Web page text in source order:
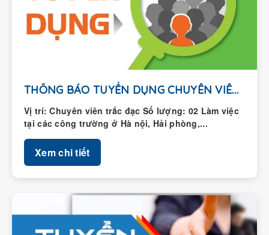
THÔNG BÁO TUYỂN DỤNG CHUYÊN VIÊN TRẮC ĐẠC
Vị trí: Chuyên viên trắc đạc Số lượng: 02 Làm việc
tại các công trường ở Hà nội, Hải phòng,...
Xem chi tiết